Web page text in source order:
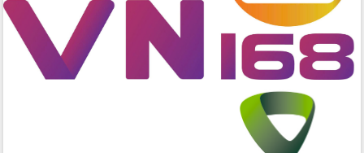
chuyển đổi số cho cán bộ, công chức
cấp xã
Đắk Lắk phát động hưởng ứng Ngày
Quyền của người tiêu dùng Việt Nam